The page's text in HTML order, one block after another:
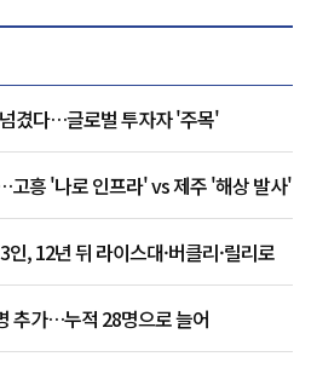
겼다…글로벌 투자자 '주목'
흥 '나로 인프라' vs 제주 '해상 발사'
, 12년 뒤 라이스대·버클리·릴리로
추가…누적 28명으로 늘어